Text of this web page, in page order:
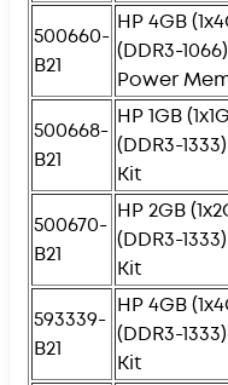
500660-
B21
HP 4GB
(DDR3-
Power
500668-
B21
HP 1GB
(DDR3-
Kit
500670-
B21
HP 2GB
(DDR3-
Kit
593339-
B21
HP 4GB
(DDR3-
Kit